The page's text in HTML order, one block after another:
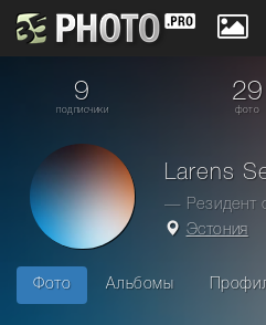
9
подписчики
29
фото
Larens
— Резидент
Эстония
Фото Альбомы